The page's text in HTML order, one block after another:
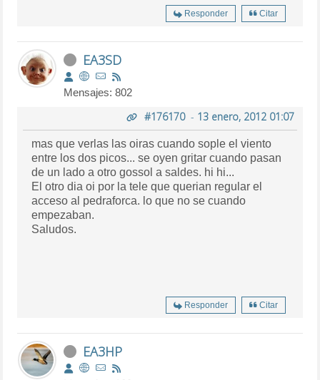
Responder Citar
EA3SD
Mensajes: 802
#176170- 13 enero, 2012 01:07
mas que verlas las oiras cuando sople el viento
entre los dos picos... se oyen gritar cuando pasan
de un lado a otro gossol a saldes. hi hi...
El otro dia oi por la tele que querian regular el
acceso al pedraforca. lo que no se cuando
empezaban.
Saludos.
Responder Citar
EA3HP